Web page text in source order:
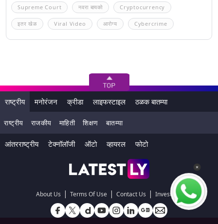
Supreme Court नवरा बायको Cryptocurrency
इतर खेळ Viral Video आरोग्य Cybercrime
राष्ट्रीय मनोरंजन क्रीडा लाइफस्टाइल ठळक बातम्या
राष्ट्रीय राजकीय माहिती शिक्षण बातम्या
आंतरराष्ट्रीय टेक्नॉलॉजी ऑटो व्हायरल फोटो
About Us | Terms Of Use | Contact Us | Investors